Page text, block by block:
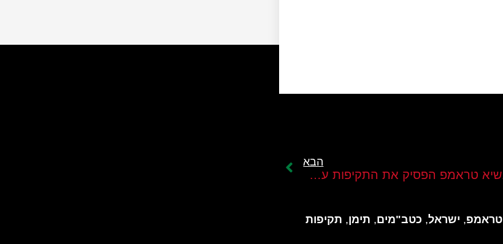
הבא
מדוע הנשיא טראמפ הפסיק את התקיפות על החותים?
טראמפ, ישראל, כטב"מים, תימן, תקיפות